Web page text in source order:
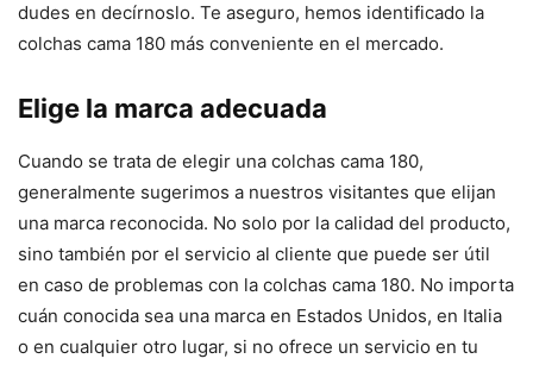
dudes en decírnoslo. Te aseguro, hemos identificado la
colchas cama 180 más conveniente en el mercado.
Elige la marca adecuada
Cuando se trata de elegir una colchas cama 180,
generalmente sugerimos a nuestros visitantes que elijan
una marca reconocida. No solo por la calidad del producto,
sino también por el servicio al cliente que puede ser útil
en caso de problemas con la colchas cama 180. No importa
cuán conocida sea una marca en Estados Unidos, en Italia
o en cualquier otro lugar, si no ofrece un servicio en tu